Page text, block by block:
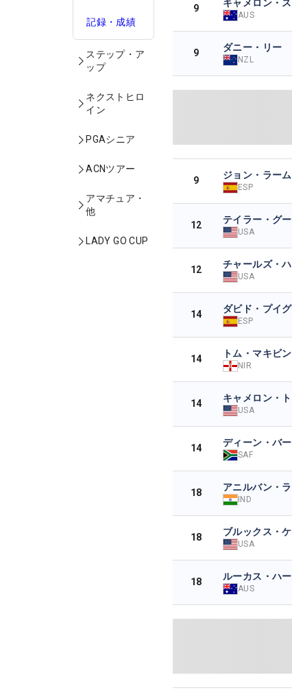
記録・成績
ステップ・ア
ップ
ネクストヒロ
イン
PGAシニア
ACNツアー
アマチュア・
他
LADY GO CUP
9 キャメロン・
AUS
9 ダニー・リー
NZL
9 ジョン・ラーム
ESP
12 テイラー・グ
USA
12 チャールズ・
USA
14 ダビド・プイグ
ESP
14 トム・マキビン
NIR
14 キャメロン・
USA
14 ディーン・バ
SAF
18 アニルバン・
IND
18 ブルックス・
USA
18 ルーカス・ハ
AUS